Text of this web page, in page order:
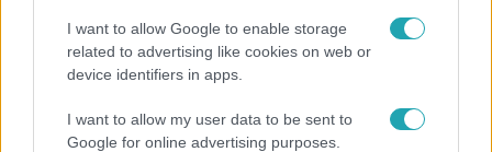
I want to allow Google to enable storage
related to advertising like cookies on web or
device identifiers in apps.
I want to allow my user data to be sent to
Google for online advertising purposes.
„Magyarként nekem nagyon fura volt” – Pusztai
Olivér elárulta, milyen valójában az élet a világ
legélhetőbb városában